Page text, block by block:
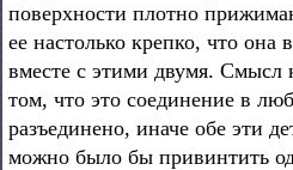
поверхности плотно
ее настолько крепко, что она
вместе с этими двумя. Смысл
том, что это соединение в
разъединено, иначе обе эти
можно было бы привинтить